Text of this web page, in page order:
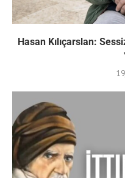
Hasan Kılıçarslan: